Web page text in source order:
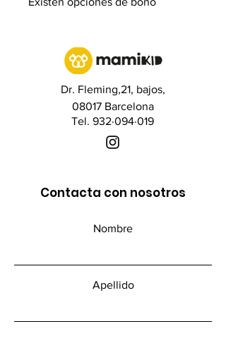
Dr. Fleming,21, bajos,
08017 Barcelona
Tel. 932·094·019
Contacta con nosotros
Nombre
Apellido